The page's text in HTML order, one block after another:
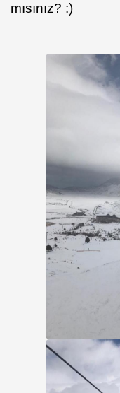
mısınız? :)